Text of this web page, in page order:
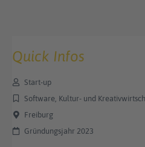
Quick Infos
Start-up
Software, Kultur- und
Freiburg
Gründungsjahr 2023